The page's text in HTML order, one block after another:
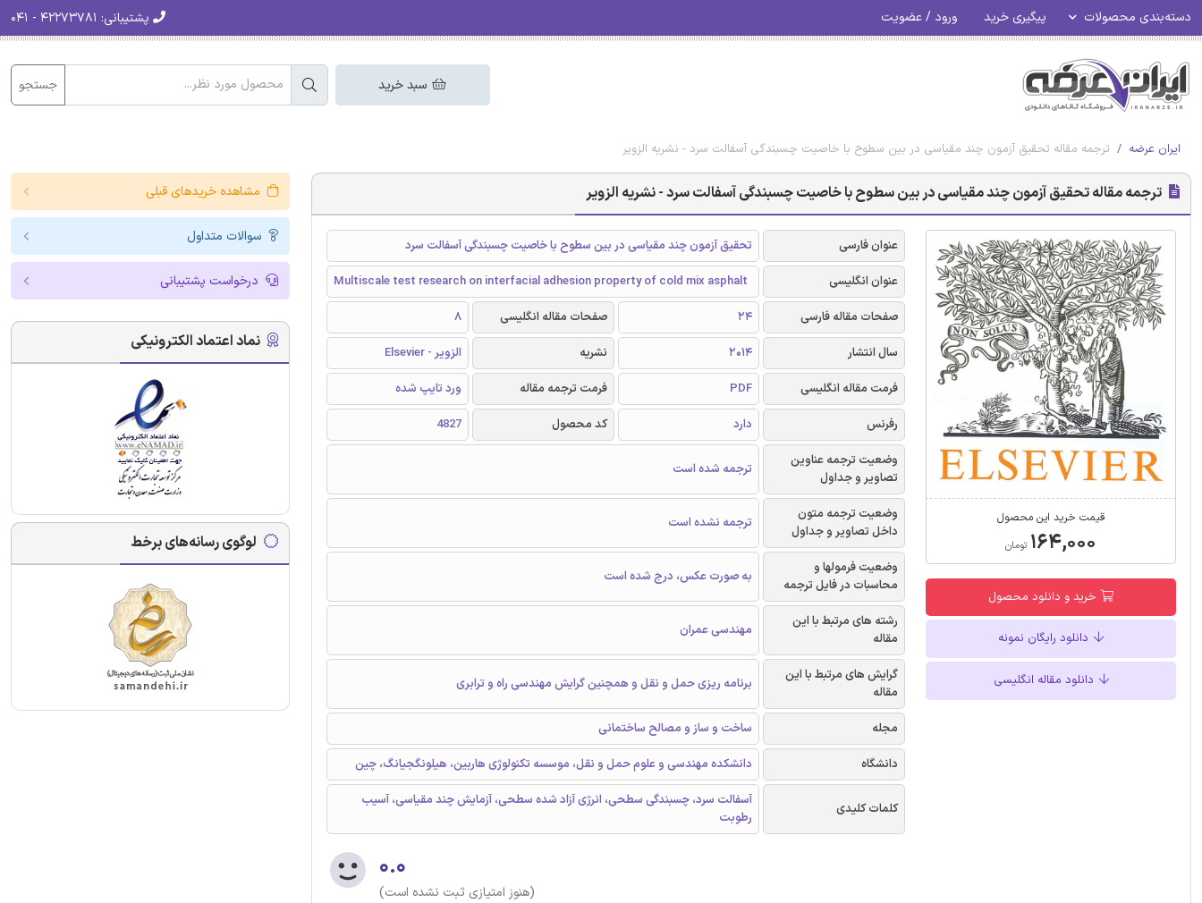
دسته‌بندی محصولات پیگیری خرید ورود / عضویت پشتیبانی:
سبد خرید جستجو
ایران عرضه ترجمه مقاله تحقیق آزمون چند مقیاسی در بین سطوح با خاصیت چسبندگی آسفالت سرد - نشریه الزویر
ترجمه مقاله تحقیق آزمون چند مقیاسی در بین سطوح با خاصیت چسبندگی آسفالت سرد - نشریه الزویر
قیمت خرید این محصول
۱۶۴,۰۰۰ تومان
خرید و دانلود محصول
دانلود رایگان نمونه
دانلود مقاله انگلیسی
عنوان فارسی
تحقیق آزمون چند مقیاسی در بین سطوح با خاصیت چسبندگی آسفالت سرد
عنوان انگلیسی
Multiscale test research on interfacial adhesion property of cold mix asphalt
صفحات مقاله فارسی
24 صفحات مقاله انگلیسی
8
سال انتشار
2014 نشریه
الزویر - Elsevier
فرمت مقاله انگلیسی
PDF فرمت ترجمه مقاله
ورد تایپ شده
رفرنس
دارد کد محصول
4827
وضعیت ترجمه عناوین
تصاویر و جداول
ترجمه شده است
وضعیت ترجمه متون
داخل تصاویر و جداول
ترجمه نشده است
وضعیت فرمولها و
محاسبات در فایل ترجمه
به صورت عکس، درج شده است
رشته های مرتبط با این
مقاله
مهندسی عمران
گرایش های مرتبط با این
مقاله
برنامه ریزی حمل و نقل و همچنین گرایش مهندسی راه و ترابری
مجله
ساخت و ساز و مصالح ساختمانی
دانشگاه
دانشکده مهندسی و علوم حمل و نقل، موسسه تکنولوژی هاربین، هیلونگجیانگ، چین
کلمات کلیدی
آسفالت سرد، چسبندگی سطحی، انرژی آزاد شده سطحی، آزمایش چند مقیاسی، آسیب
رطوبت
۰.۰
(هنوز امتیازی ثبت نشده است)
مشاهده خریدهای قبلی
سوالات متداول
درخواست پشتیبانی
نماد اعتماد الکترونیکی
لوگوی رسانه‌های برخط